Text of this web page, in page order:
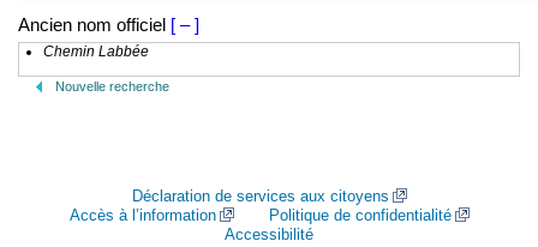
Ancien nom officiel [ – ]
Chemin Labbée
Nouvelle recherche
Déclaration de services aux citoyens
Accès à l’information
Politique de confidentialité
Accessibilité